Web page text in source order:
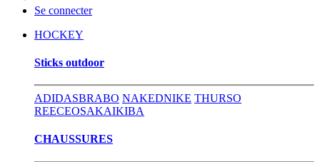
Se connecter
HOCKEY
​Sticks outdoor
ADIDASBRABO NAKEDNIKE THURSO
REECEOSAKAIKIBA
CHAUSSURES